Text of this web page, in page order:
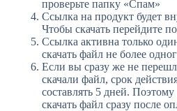
проверьте папку «Спам»
Ссылка на продукт будет
Чтобы скачать перейдите
Ссылка активна только
скачать файл не более
Если вы сразу же не
скачали файл, срок
составлять 5 дней.
скачать файл сразу после